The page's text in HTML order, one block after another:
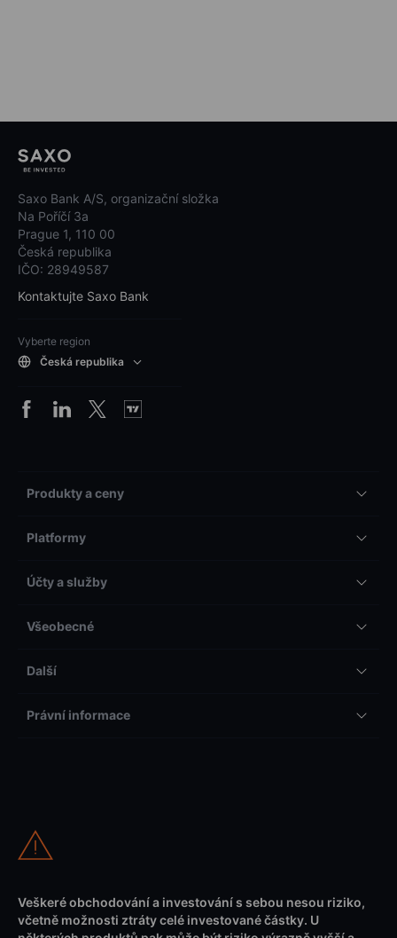
Saxo Bank A/S, organizační složka
Na Poříčí 3a
Prague 1, 110 00
Česká republika
IČO: 28949587
Kontaktujte Saxo Bank
Vyberte region
Česká republika
Produkty a ceny
Platformy
Účty a služby
Všeobecné
Další
Právní informace
Veškeré obchodování a investování s sebou nesou riziko,
včetně možnosti ztráty celé investované částky. U